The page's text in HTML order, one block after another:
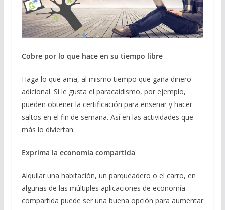
Cobre por lo que hace en su tiempo libre
Haga lo que ama, al mismo tiempo que gana dinero
adicional. Si le gusta el paracaidismo, por ejemplo,
pueden obtener la certificación para enseñar y hacer
saltos en el fin de semana. Así en las actividades que
más lo diviertan.
Exprima la economía compartida
Alquilar una habitación, un parqueadero o el carro, en
algunas de las múltiples aplicaciones de economía
compartida puede ser una buena opción para aumentar